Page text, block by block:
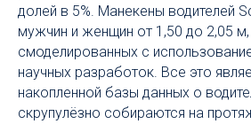
долей в 5%. Манекены водителей
мужчин и женщин от 1,50 до 2,05 м,
смоделированных с
научных разработок. Все это
накопленной базы данных о
скрупулёзно собираются на